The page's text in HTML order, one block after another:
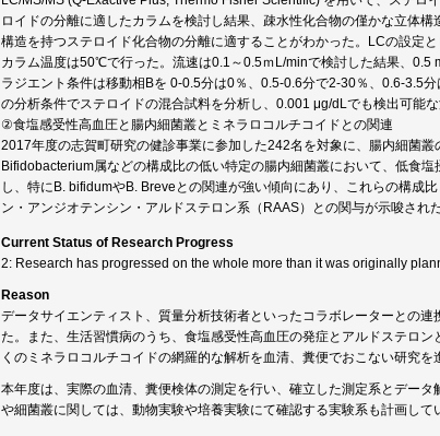
ロイドの分離に適したカラムを検討し結果、疎水性化合物の僅かな立体
構造を持つステロイド化合物の分離に適することがわかった。LCの設定
カラム温度は50℃で行った。流速は0.1～0.5ｍL/minで検討した結果、
ラジエント条件は移動相Bを 0-0.5分は0％、0.5-0.6分で2-30％、0.6-3.5
の分析条件でステロイドの混合試料を分析し、0.001 μg/dLでも検出可能な
②食塩感受性高血圧と腸内細菌叢とミネラロコルチコイドとの関連
2017年度の志賀町研究の健診事業に参加した242名を対象に、腸内細菌
Bifidobacterium属などの構成比の低い特定の腸内細菌叢において、低食
し、特にB. bifidumやB. Breveとの関連が強い傾向にあり、これらの構成
ン・アンジオテンシン・アルドステロン系（RAAS）との関与が示唆された
Current Status of Research Progress
2: Research has progressed on the whole more than it was originally
Reason
データサイエンティスト、質量分析技術者といったコラボレーターとの
た。また、生活習慣病のうち、食塩感受性高血圧の発症とアルドステロ
くのミネラロコルチコイドの網羅的な解析を血清、糞便でおこない研究を
本年度は、実際の血清、糞便検体の測定を行い、確立した測定系とデー
や細菌叢に関しては、動物実験や培養実験にて確認する実験系も計画して